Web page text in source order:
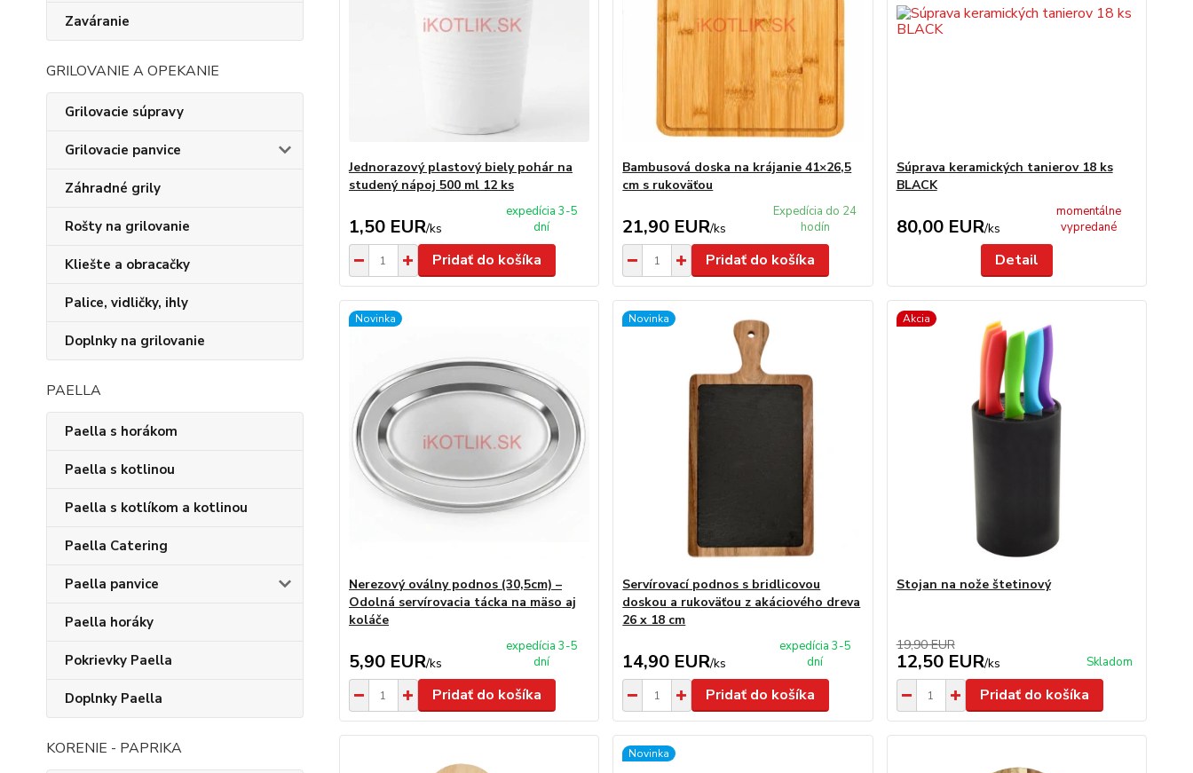
Zaváranie
GRILOVANIE A OPEKANIE
Grilovacie súpravy
Grilovacie panvice
Záhradné grily
Rošty na grilovanie
Kliešte a obracačky
Palice, vidličky, ihly
Doplnky na grilovanie
PAELLA
Paella s horákom
Paella s kotlinou
Paella s kotlíkom a kotlinou
Paella Catering
Paella panvice
Paella horáky
Pokrievky Paella
Doplnky Paella
KORENIE - PAPRIKA
Jednorazový plastový biely pohár na
studený nápoj 500 ml 12 ks
1,50 EUR/ks
expedícia 3-5
dní
Pridať do košíka
Bambusová doska na krájanie 41×26,5
cm s rukoväťou
21,90 EUR/ks
Expedícia do 24
hodín
Pridať do košíka
Súprava keramických tanierov 18 ks
BLACK
80,00 EUR/ks
momentálne
vypredané
Detail
Novinka
Nerezový oválny podnos (30,5cm) –
Odolná servírovacia tácka na mäso aj
koláče
5,90 EUR/ks
expedícia 3-5
dní
Pridať do košíka
Novinka
Servírovací podnos s bridlicovou
doskou a rukoväťou z akáciového dreva
26 x 18 cm
14,90 EUR/ks
expedícia 3-5
dní
Pridať do košíka
Akcia
Stojan na nože štetinový
19,90 EUR
12,50 EUR/ks Skladom
Pridať do košíka
Novinka